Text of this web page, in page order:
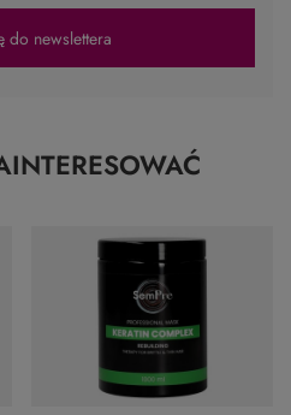
do newslettera